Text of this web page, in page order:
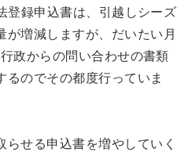
登録申込書は、引越しシーズ
が増減しますが、だいたい月
政からの問い合わせの書類
るのでその都度行っていま
らせる申込書を増やしていく